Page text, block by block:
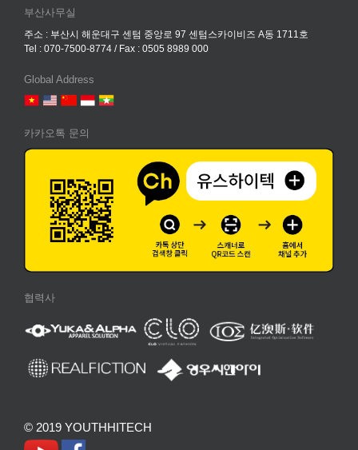
부산사무실
주소 : 부산시 해운대구 센텀 중앙로 97 센텀스카이비즈 A동 1711호
Tel : 070-7500-8774 / Fax : 0505 8989 000
Global Address
카카오톡 문의
협력사
© 2019 YOUTHHITECH